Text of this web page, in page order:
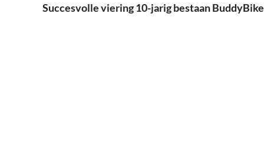
Succesvolle viering 10-jarig bestaan BuddyBike